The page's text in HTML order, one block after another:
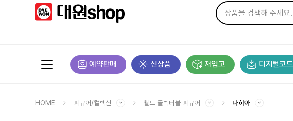
예약판매 신상품 재입고 디지털코드
HOME 피규어/컬렉션 월드 콜렉터블 피규어 나히아